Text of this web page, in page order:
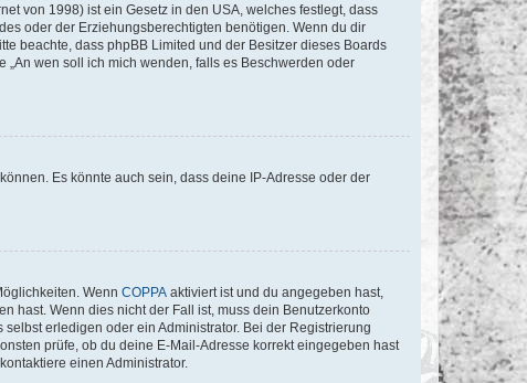
von 1998) ist ein Gesetz in den USA, welches festlegt, dass
oder der Erziehungsberechtigten benötigen. Wenn du dir
beachte, dass phpBB Limited und der Besitzer dieses Boards
wen soll ich mich wenden, falls es Beschwerden oder
Es könnte auch sein, dass deine IP-Adresse oder der
Wenn COPPA aktiviert ist und du angegeben hast,
hast. Wenn dies nicht der Fall ist, muss dein Benutzerkonto
erledigen oder ein Administrator. Bei der Registrierung
prüfe, ob du deine E-Mail-Adresse korrekt eingegeben hast
einen Administrator.